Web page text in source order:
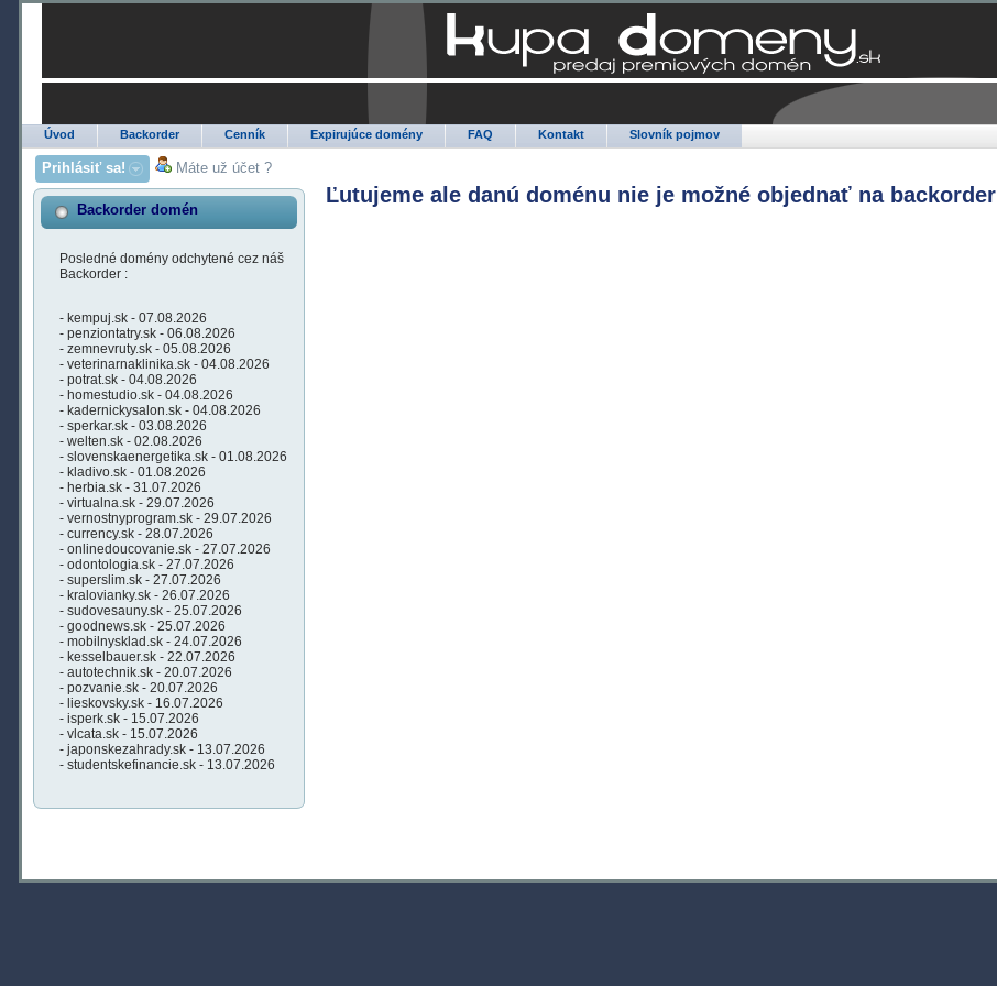
Úvod Backorder Cenník Expirujúce domény FAQ Kontakt Slovník pojmov
Prihlásiť sa! Máte už účet ?
Backorder domén
Posledné domény odchytené cez náš
Backorder :
- kempuj.sk - 07.08.2026
- penziontatry.sk - 06.08.2026
- zemnevruty.sk - 05.08.2026
- veterinarnaklinika.sk - 04.08.2026
- potrat.sk - 04.08.2026
- homestudio.sk - 04.08.2026
- kadernickysalon.sk - 04.08.2026
- sperkar.sk - 03.08.2026
- welten.sk - 02.08.2026
- slovenskaenergetika.sk - 01.08.2026
- kladivo.sk - 01.08.2026
- herbia.sk - 31.07.2026
- virtualna.sk - 29.07.2026
- vernostnyprogram.sk - 29.07.2026
- currency.sk - 28.07.2026
- onlinedoucovanie.sk - 27.07.2026
- odontologia.sk - 27.07.2026
- superslim.sk - 27.07.2026
- kralovianky.sk - 26.07.2026
- sudovesauny.sk - 25.07.2026
- goodnews.sk - 25.07.2026
- mobilnysklad.sk - 24.07.2026
- kesselbauer.sk - 22.07.2026
- autotechnik.sk - 20.07.2026
- pozvanie.sk - 20.07.2026
- lieskovsky.sk - 16.07.2026
- isperk.sk - 15.07.2026
- vlcata.sk - 15.07.2026
- japonskezahrady.sk - 13.07.2026
- studentskefinancie.sk - 13.07.2026
Ľutujeme ale danú doménu nie je možné objednať na backorder